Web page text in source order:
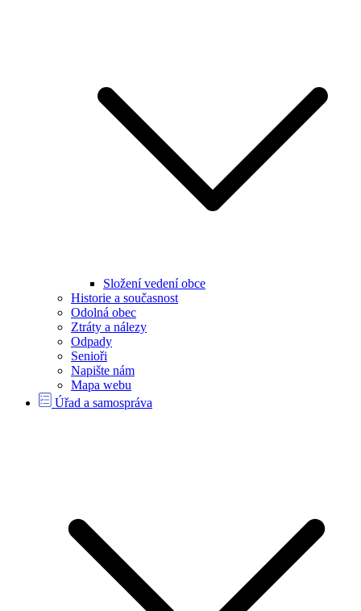
Složení vedení obce
Historie a současnost
Odolná obec
Ztráty a nálezy
Odpady
Senioři
Napište nám
Mapa webu
Úřad a samospráva